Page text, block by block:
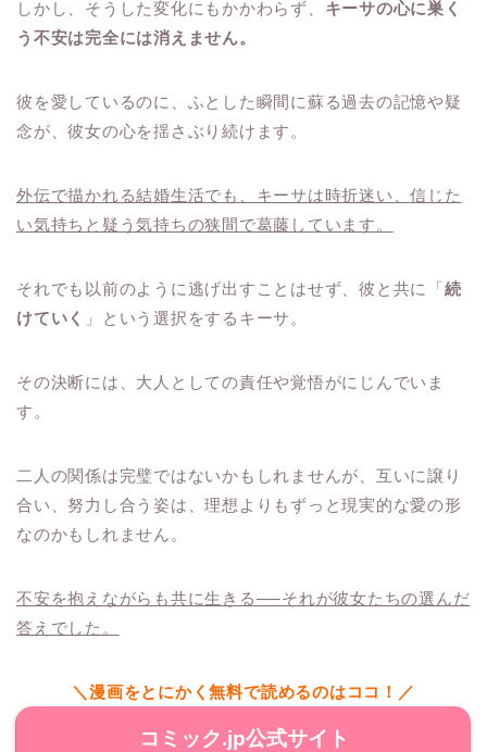
しかし、そうした変化にもかかわらず、 キーサの心に巣く
う不安は完全には消えません。
彼を愛しているのに、ふとした瞬間に蘇る過去の記憶や疑
念が、彼女の心を揺さぶり続けます。
外伝で描かれる結婚生活でも、キーサは時折迷い、信じた
い気持ちと疑う気持ちの狭間で葛藤しています。
それでも以前のように逃げ出すことはせず、彼と共に「続
けていく 」という選択をするキーサ。
その決断には、大人としての責任や覚悟がにじんでいま
す。
二人の関係は完璧ではないかもしれませんが、互いに譲り
合い、努力し合う姿は、理想よりもずっと現実的な愛の形
なのかもしれません。
不安を抱えながらも共に生きる──それが彼女たちの選んだ
答えでした。
＼漫画をとにかく無料で読めるのはココ！／
コミック.jp公式サイト